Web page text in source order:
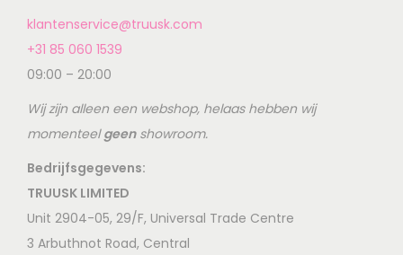
klantenservice@truusk.com
+31 85 060 1539
09:00 – 20:00
Wij zijn alleen een webshop, helaas hebben wij
momenteelgeenshowroom.
Bedrijfsgegevens:
TRUUSK LIMITED
Unit 2904-05, 29/F, Universal Trade Centre
3 Arbuthnot Road, Central